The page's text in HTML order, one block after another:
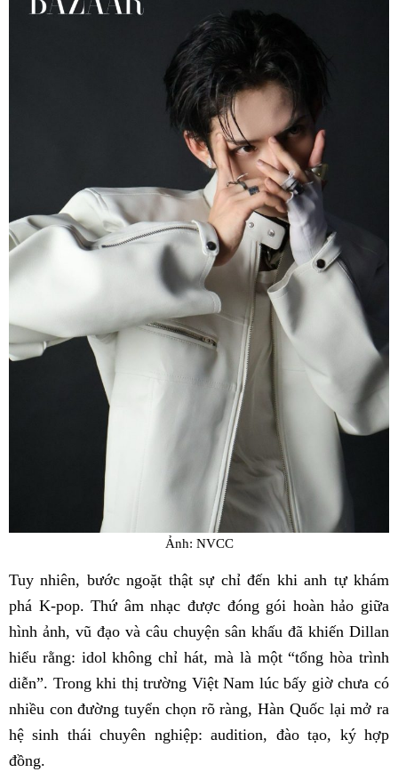
Ảnh: NVCC
Tuy nhiên, bước ngoặt thật sự chỉ đến khi anh tự khám
phá K-pop. Thứ âm nhạc được đóng gói hoàn hảo giữa
hình ảnh, vũ đạo và câu chuyện sân khấu đã khiến Dillan
hiểu rằng: idol không chỉ hát, mà là một “tổng hòa trình
diễn”. Trong khi thị trường Việt Nam lúc bấy giờ chưa có
nhiều con đường tuyển chọn rõ ràng, Hàn Quốc lại mở ra
hệ sinh thái chuyên nghiệp: audition, đào tạo, ký hợp
đồng.